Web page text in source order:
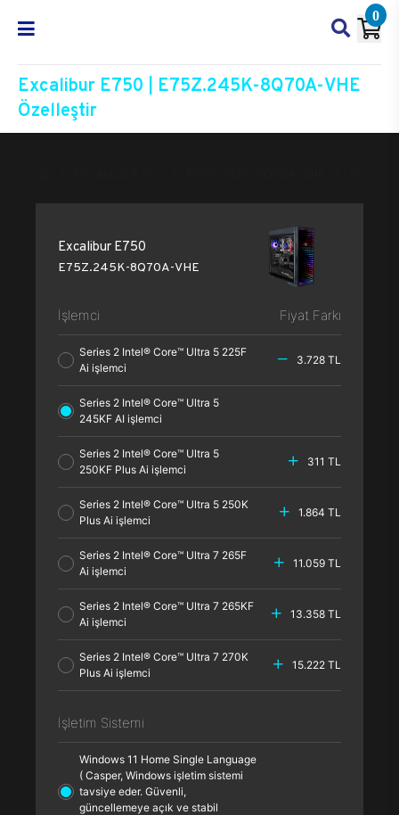
0
Excalibur E750 | E75Z.245K-8Q70A-VHE
Özelleştir
Excalibur E750
E75Z.245K-8Q70A-VHE
İşlemci Fiyat Farkı
Series 2 Intel® Core™ Ultra 5 225F
Ai işlemci
3.728 TL
Series 2 Intel® Core™ Ultra 5
245KF AI işlemci
Series 2 Intel® Core™ Ultra 5
250KF Plus Ai işlemci
311 TL
Series 2 Intel® Core™ Ultra 5 250K
Plus Ai işlemci
1.864 TL
Series 2 Intel® Core™ Ultra 7 265F
Ai işlemci
11.059 TL
Series 2 Intel® Core™ Ultra 7 265KF
Ai işlemci
13.358 TL
Series 2 Intel® Core™ Ultra 7 270K
Plus Ai işlemci
15.222 TL
İşletim Sistemi
Windows 11 Home Single Language
( Casper, Windows işletim sistemi
tavsiye eder. Güvenli,
güncellemeye açık ve stabil